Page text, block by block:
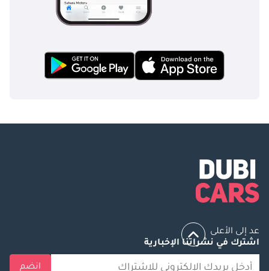
عد إلى الأعلى
اشترك في نشراتنا الإخبارية
انضم